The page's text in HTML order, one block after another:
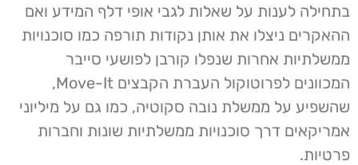
בתחילה לענות על שאלות לגבי אופי דלף המידע ואם
ההאקרים ניצלו את אותן נקודות תורפה כמו סוכנויות
ממשלתיות אחרות שנפלו קורבן לפושעי סייבר
המכוונים לפרוטוקול העברת הקבצים Move-It,
שהשפיע על ממשלת נובה סקוטיה, כמו גם על מיליוני
אמריקאים דרך סוכנויות ממשלתיות שונות וחברות
פרטיות.